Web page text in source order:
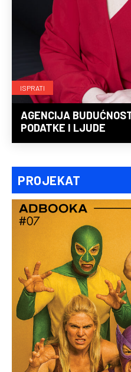
ISPRATI
AGENCIJA
PODATKE I LJUDE
PROJEKAT